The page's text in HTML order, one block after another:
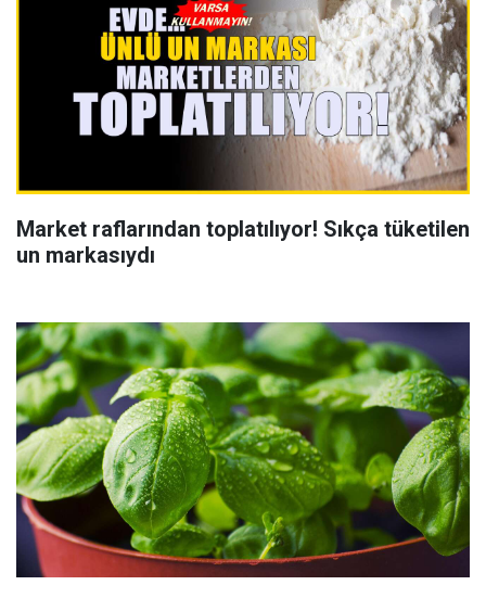
Market raflarından toplatılıyor! Sıkça tüketilen
un markasıydı